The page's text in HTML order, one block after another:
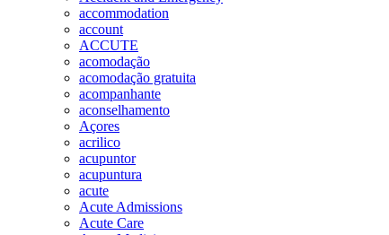
accommodation
account
ACCUTE
acomodação
acomodação gratuita
acompanhante
aconselhamento
Açores
acrilico
acupuntor
acupuntura
acute
Acute Admissions
Acute Care